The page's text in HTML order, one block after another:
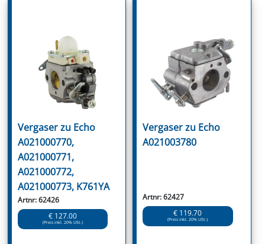
Vergaser zu Echo
A021000770,
A021000771,
A021000772,
A021000773, K761YA
Artnr: 62426
€ 127.00
(Preis inkl. 20% USt.)
Vergaser zu Echo
A021003780
Artnr: 62427
€ 119.70
(Preis inkl. 20% USt.)